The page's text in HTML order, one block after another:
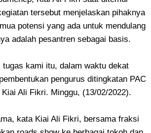
tersebut menjelaskan pihaknya
potensi yang ada untuk mendulang
adalah pesantren sebagai basis.
tugas kami itu, dalam waktu dekat
pengurus ditingkatan PAC
Ali Fikri. Minggu, (13/02/2022).
kata Kiai Ali Fikri, bersama fraksi